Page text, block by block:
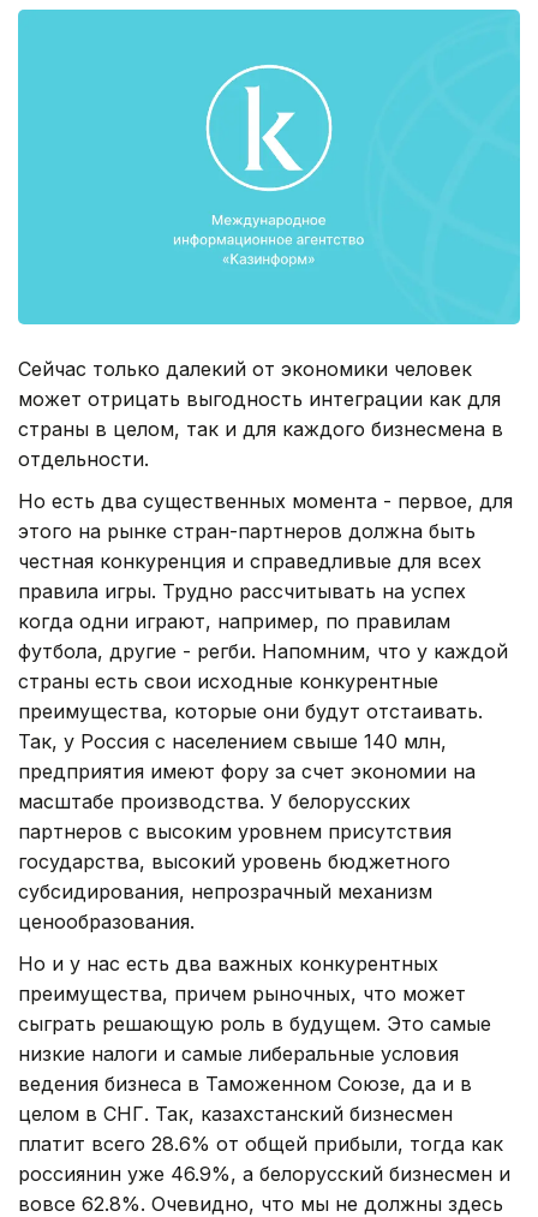
Сейчас только далекий от экономики человек
может отрицать выгодность интеграции как для
страны в целом, так и для каждого бизнесмена в
отдельности.
Но есть два существенных момента - первое, для
этого на рынке стран-партнеров должна быть
честная конкуренция и справедливые для всех
правила игры. Трудно рассчитывать на успех
когда одни играют, например, по правилам
футбола, другие - регби. Напомним, что у каждой
страны есть свои исходные конкурентные
преимущества, которые они будут отстаивать.
Так, у Россия с населением свыше 140 млн,
предприятия имеют фору за счет экономии на
масштабе производства. У белорусских
партнеров с высоким уровнем присутствия
государства, высокий уровень бюджетного
субсидирования, непрозрачный механизм
ценообразования.
Но и у нас есть два важных конкурентных
преимущества, причем рыночных, что может
сыграть решающую роль в будущем. Это самые
низкие налоги и самые либеральные условия
ведения бизнеса в Таможенном Союзе, да и в
целом в СНГ. Так, казахстанский бизнесмен
платит всего 28.6% от общей прибыли, тогда как
россиянин уже 46.9%, а белорусский бизнесмен и
вовсе 62.8%. Очевидно, что мы не должны здесь